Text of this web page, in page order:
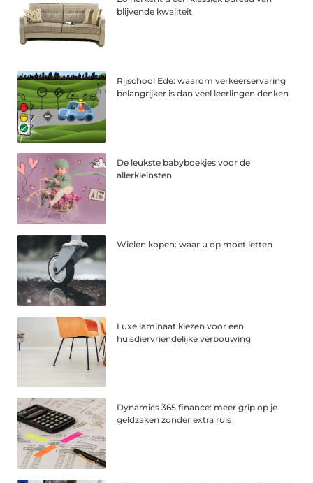
blijvende kwaliteit
Rijschool Ede: waarom verkeerservaring
belangrijker is dan veel leerlingen denken
De leukste babyboekjes voor de
allerkleinsten
Wielen kopen: waar u op moet letten
Luxe laminaat kiezen voor een
huisdiervriendelijke verbouwing
Dynamics 365 finance: meer grip op je
geldzaken zonder extra ruis